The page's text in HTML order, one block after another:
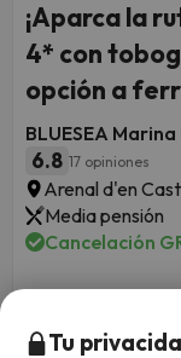
¡Aparca la
4* con
opción a
BLUESEA
6.8 17 opiniones
Arenal d'en
Media pensión
Cancelación
Tu